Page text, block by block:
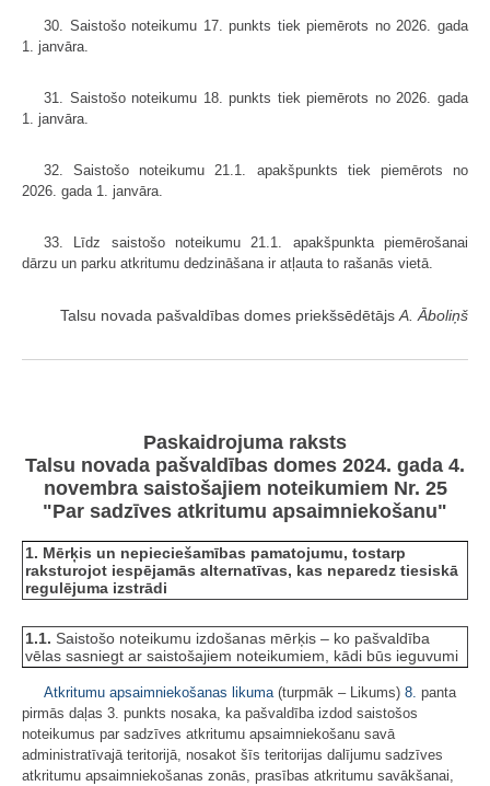
30. Saistošo noteikumu 17. punkts tiek piemērots no 2026. gada
1. janvāra.
31. Saistošo noteikumu 18. punkts tiek piemērots no 2026. gada
1. janvāra.
32. Saistošo noteikumu 21.1. apakšpunkts tiek piemērots no
2026. gada 1. janvāra.
33. Līdz saistošo noteikumu 21.1. apakšpunkta piemērošanai
dārzu un parku atkritumu dedzināšana ir atļauta to rašanās vietā.
Talsu novada pašvaldības domes priekšsēdētājsA. Āboliņš
Paskaidrojuma raksts
Talsu novada pašvaldības domes 2024. gada 4.
novembra saistošajiem noteikumiem Nr. 25
"Par sadzīves atkritumu apsaimniekošanu"
1. Mērķis un nepieciešamības pamatojumu, tostarp
raksturojot iespējamās alternatīvas, kas neparedz tiesiskā
regulējuma izstrādi
1.1. Saistošo noteikumu izdošanas mērķis – ko pašvaldība
vēlas sasniegt ar saistošajiem noteikumiem, kādi būs ieguvumi
Atkritumu apsaimniekošanas likuma (turpmāk – Likums) 8. panta
pirmās daļas 3. punkts nosaka, ka pašvaldība izdod saistošos
noteikumus par sadzīves atkritumu apsaimniekošanu savā
administratīvajā teritorijā, nosakot šīs teritorijas dalījumu sadzīves
atkritumu apsaimniekošanas zonās, prasības atkritumu savākšanai,